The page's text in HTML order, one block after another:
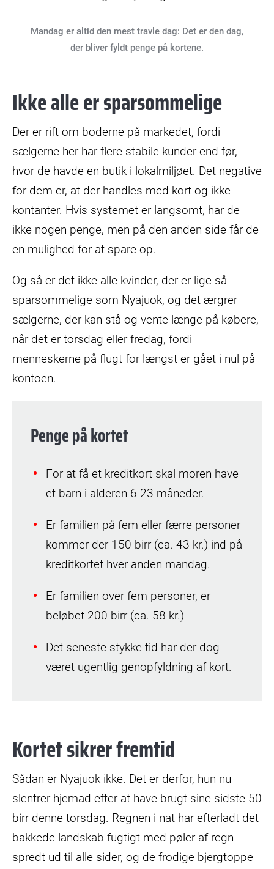
Mandag er altid den mest travle dag: Det er den dag,
der bliver fyldt penge på kortene.
Ikke alle er sparsommelige
Der er rift om boderne på markedet, fordi
sælgerne her har flere stabile kunder end før,
hvor de havde en butik i lokalmiljøet. Det negative
for dem er, at der handles med kort og ikke
kontanter. Hvis systemet er langsomt, har de
ikke nogen penge, men på den anden side får de
en mulighed for at spare op.
Og så er det ikke alle kvinder, der er lige så
sparsommelige som Nyajuok, og det ærgrer
sælgerne, der kan stå og vente længe på købere,
når det er torsdag eller fredag, fordi
menneskerne på flugt for længst er gået i nul på
kontoen.
Penge på kortet
For at få et kreditkort skal moren have
et barn i alderen 6-23 måneder.
Er familien på fem eller færre personer
kommer der 150 birr (ca. 43 kr.) ind på
kreditkortet hver anden mandag.
Er familien over fem personer, er
beløbet 200 birr (ca. 58 kr.)
Det seneste stykke tid har der dog
været ugentlig genopfyldning af kort.
Kortet sikrer fremtid
Sådan er Nyajuok ikke. Det er derfor, hun nu
slentrer hjemad efter at have brugt sine sidste 50
birr denne torsdag. Regnen i nat har efterladt det
bakkede landskab fugtigt med pøler af regn
spredt ud til alle sider, og de frodige bjergtoppe